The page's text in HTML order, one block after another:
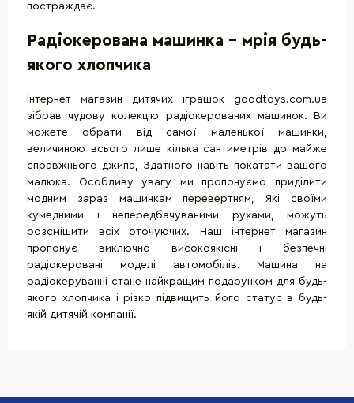
постраждає.
Радіокерована машинка - мрія будь-
якого хлопчика
Інтернет магазин дитячих іграшок goodtoys.com.ua
зібрав чудову колекцію радіокерованих машинок. Ви
можете обрати від самої маленької машинки,
величиною всього лише кілька сантиметрів до майже
справжнього джипа, Здатного навіть покатати вашого
малюка. Особливу увагу ми пропонуємо приділити
модним зараз машинкам перевертням, Які своїми
кумедними і непередбачуваними рухами, можуть
розсмішити всіх оточуючих. Наш інтернет магазин
пропонує виключно високоякісні і безпечні
радіокеровані моделі автомобілів. Машина на
радіокеруванні стане найкращим подарунком для будь-
якого хлопчика і різко підвищить його статус в будь-
якій дитячій компанії.